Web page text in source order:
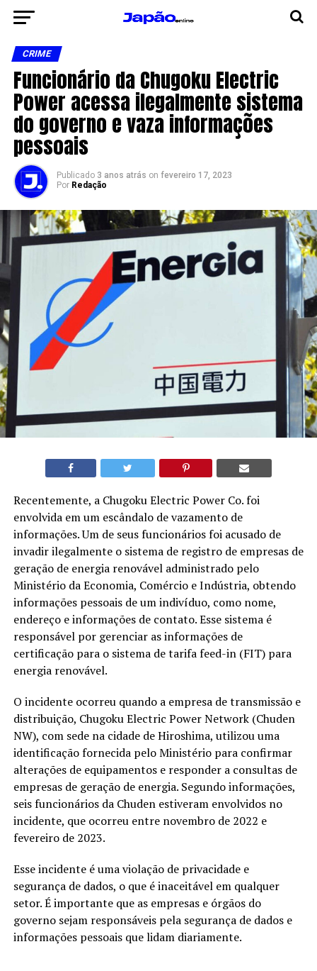
CRIME
Funcionário da Chugoku Electric
Power acessa ilegalmente sistema
do governo e vaza informações
pessoais
Publicado 3 anos atrás on fevereiro 17, 2023
Por Redação
Recentemente, a Chugoku Electric Power Co. foi
envolvida em um escândalo de vazamento de
informações. Um de seus funcionários foi acusado de
invadir ilegalmente o sistema de registro de empresas de
geração de energia renovável administrado pelo
Ministério da Economia, Comércio e Indústria, obtendo
informações pessoais de um indivíduo, como nome,
endereço e informações de contato. Esse sistema é
responsável por gerenciar as informações de
certificação para o sistema de tarifa feed-in (FIT) para
energia renovável.
O incidente ocorreu quando a empresa de transmissão e
distribuição, Chugoku Electric Power Network (Chuden
NW), com sede na cidade de Hiroshima, utilizou uma
identificação fornecida pelo Ministério para confirmar
alterações de equipamentos e responder a consultas de
empresas de geração de energia. Segundo informações,
seis funcionários da Chuden estiveram envolvidos no
incidente, que ocorreu entre novembro de 2022 e
fevereiro de 2023.
Esse incidente é uma violação de privacidade e
segurança de dados, o que é inaceitável em qualquer
setor. É importante que as empresas e órgãos do
governo sejam responsáveis pela segurança de dados e
informações pessoais que lidam diariamente.